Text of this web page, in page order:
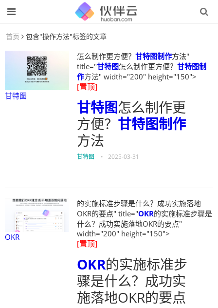
首页 包含"操作方法"标签的文章
甘特图
怎么制作更方便？ 甘特图制作方法"
title="甘特图怎么制作更方便？ 甘特图制
作方法" width="200" height="150">
[置顶]
甘特图怎么制作更
方便？ 甘特图制作
方法
甘特图 • 2025-03-31
OKR
的实施标准步骤是什么？成功实施落地
OKR的要点" title="OKR的实施标准步骤是
什么？成功实施落地OKR的要点"
width="200" height="150">
[置顶]
OKR的实施标准步
骤是什么？成功实
施落地OKR的要点